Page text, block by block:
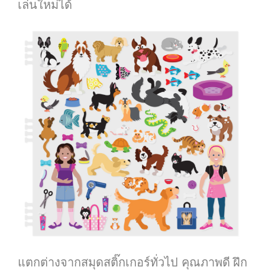
เล่นใหม่ได้
แตกต่างจากสมุดสติ๊กเกอร์ทั่วไป คุณภาพดี ฝึก